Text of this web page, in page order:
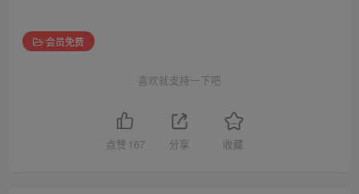
会员免费
喜欢就支持一下吧
点赞 167 分享 收藏